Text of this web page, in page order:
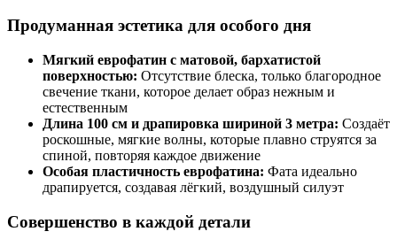
Продуманная эстетика для особого дня
Мягкий еврофатин с матовой, бархатистой
поверхностью: Отсутствие блеска, только благородное
свечение ткани, которое делает образ нежным и
естественным
Длина 100 см и драпировка шириной 3 метра: Создаёт
роскошные, мягкие волны, которые плавно струятся за
спиной, повторяя каждое движение
Особая пластичность еврофатина: Фата идеально
драпируется, создавая лёгкий, воздушный силуэт
Совершенство в каждой детали